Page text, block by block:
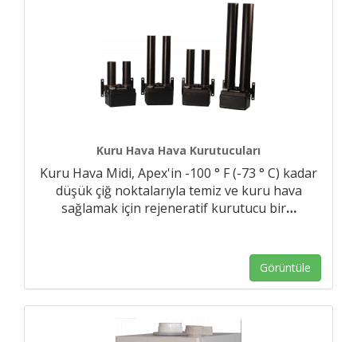
Kuru Hava Hava Kurutucuları
Kuru Hava Midi, Apex'in -100 ° F (-73 ° C) kadar
düşük çiğ noktalarıyla temiz ve kuru hava
sağlamak için rejeneratif kurutucu bir…
Görüntüle